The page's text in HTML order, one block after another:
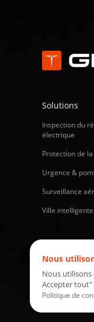
Solutions
Inspection du
électrique
Protection de
Urgence &
Surveillance
Ville intelligente
Copyright ©
Nous
Nous
Accepter tout"
Politique de